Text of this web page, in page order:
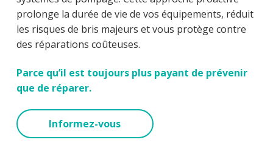
prolonge la durée de vie de vos équipements, réduit
les risques de bris majeurs et vous protège contre
des réparations coûteuses.
Parce qu’il est toujours plus payant de prévenir
que de réparer.
Informez-vous